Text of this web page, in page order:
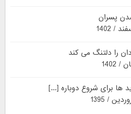
پسران
ها برای شروع دوباره [...]